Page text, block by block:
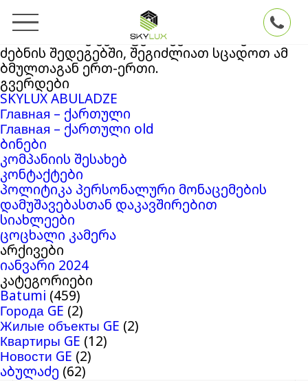
თქვენ ეძებდით
Skyluxბლოგის არქივში
. თუ ვერაფერი ვერ მოიძიეთ
ძებნის შედეგებში, შეგიძლიათ სცადოთ ამ
ბმულთაგან ერთ-ერთი.
გვერდები
SKYLUX ABULADZE
Главная – ქართული
Главная – ქართული old
ბინები
კომპანიის შესახებ
კონტაქტები
პოლიტიკა პერსონალური მონაცემების
დამუშავებასთან დაკავშირებით
სიახლეები
ცოცხალი კამერა
არქივები
იანვარი 2024
კატეგორიები
Batumi (459)
Города GE (2)
Жилые объекты GE (2)
Квартиры GE (12)
Новости GE (2)
აბულაძე (62)